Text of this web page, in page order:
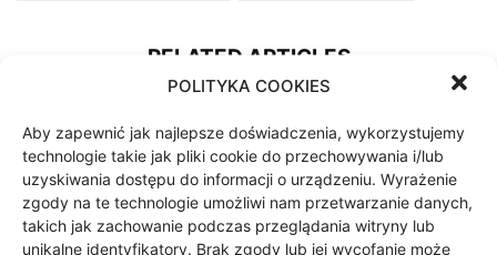
POLITYKA COOKIES
Aby zapewnić jak najlepsze doświadczenia, wykorzystujemy
technologie takie jak pliki cookie do przechowywania i/lub
uzyskiwania dostępu do informacji o urządzeniu. Wyrażenie
zgody na te technologie umożliwi nam przetwarzanie danych,
takich jak zachowanie podczas przeglądania witryny lub
unikalne identyfikatory. Brak zgody lub jej wycofanie może
RELATED ARTICLES
zabytkowego parku w Barwicach
31 lipca 2026
200 tys. zł na lokalne inicjatywy